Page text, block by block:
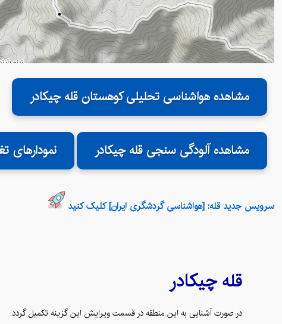
مشاهده هواشناسی تحلیلی کوهستان قله چیکادر
مشاهده آلودگی سنجی قله چیکادر نمودارهای
سرویس جدید قله: [هواشناسی گردشگری ایران] کلیک کنید
قلهچیکادر
در صورت آشنایی به این منطقه در قسمت ویرایش این گزینه تکمیل گردد.